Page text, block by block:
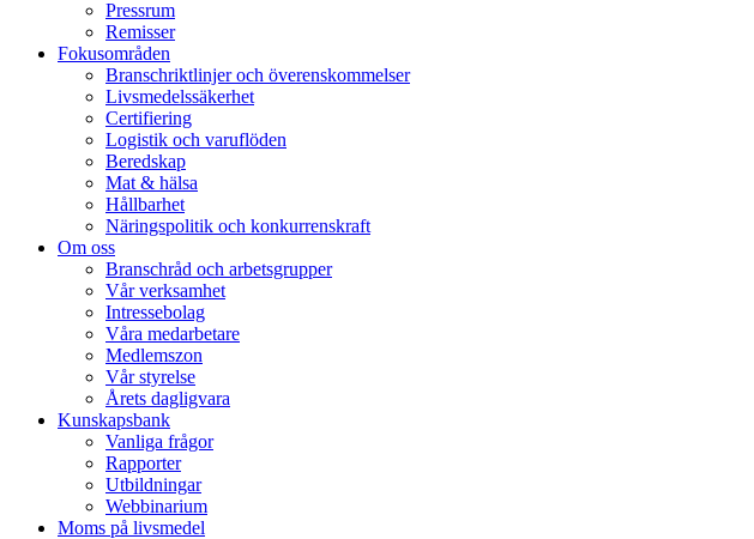
Pressrum
Remisser
Fokusområden
Branschriktlinjer och överenskommelser
Livsmedelssäkerhet
Certifiering
Logistik och varuflöden
Beredskap
Mat & hälsa
Hållbarhet
Näringspolitik och konkurrenskraft
Om oss
Branschråd och arbetsgrupper
Vår verksamhet
Intressebolag
Våra medarbetare
Medlemszon
Vår styrelse
Årets dagligvara
Kunskapsbank
Vanliga frågor
Rapporter
Utbildningar
Webbinarium
Moms på livsmedel